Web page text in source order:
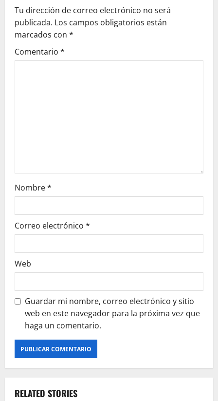
v
i
g
Tu dirección de correo electrónico no será
publicada. Los campos obligatorios están
marcados con *
Comentario *
Nombre*
Correo electrónico *
Web
Guardar mi nombre, correo electrónico y sitio
web en este navegador para la próxima vez que
haga un comentario.
RELATED STORIES